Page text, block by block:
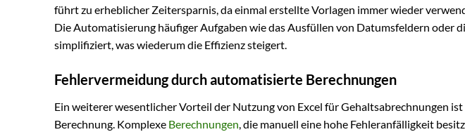
führt zu erheblicher Zeitersparnis, da einmal erstellte Vorlagen immer wieder
Die Automatisierung häufiger Aufgaben wie das Ausfüllen von Datumsfeldern oder
simplifiziert, was wiederum die Effizienz steigert.
Fehlervermeidung durch automatisierte Berechnungen
Ein weiterer wesentlicher Vorteil der Nutzung von Excel für Gehaltsabrechnungen
Berechnung. Komplexe Berechnungen, die manuell eine hohe Fehleranfälligkeit